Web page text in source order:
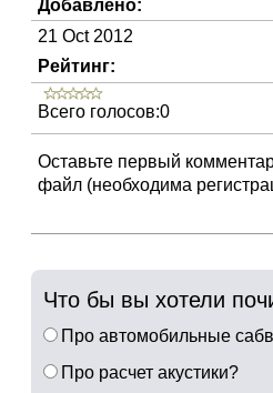
Добавлено:
21 Oct 2012
Рейтинг:
Всего голосов:0
Оставьте первый
файл (необходима
Что бы вы хотели
Про автомобильные
Про расчет акустики?